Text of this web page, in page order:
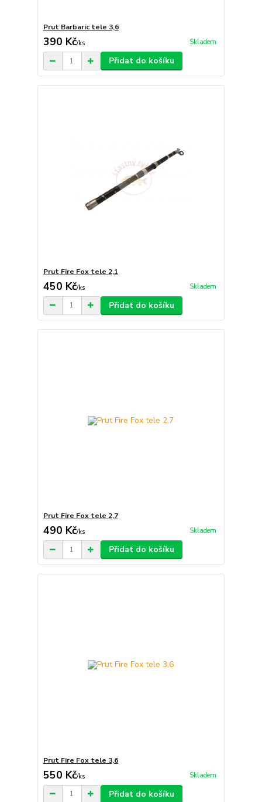
Prut Barbaric tele 3,6
390 Kč/ks Skladem
Přidat do košíku
Prut Fire Fox tele 2,1
450 Kč/ks Skladem
Přidat do košíku
Prut Fire Fox tele 2,7
490 Kč/ks Skladem
Přidat do košíku
Prut Fire Fox tele 3,6
550 Kč/ks Skladem
Přidat do košíku